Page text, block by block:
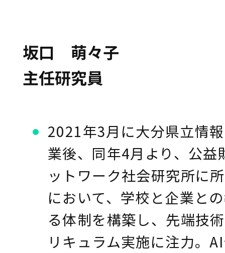
坂口 萌々子
主任研究員
2021年3月に大分県立情
業後、同年4月より、公益
ットワーク社会研究所に
において、学校と企業と
る体制を構築し、先端技
リキュラム実施に注力。